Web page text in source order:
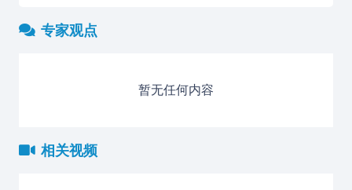
专家观点
暂无任何内容
相关视频